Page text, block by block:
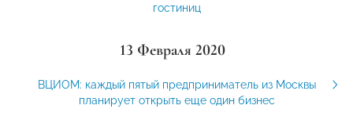
гостиниц
13 Февраля 2020
ВЦИОМ: каждый пятый предприниматель из Москвы
планирует открыть еще один бизнес